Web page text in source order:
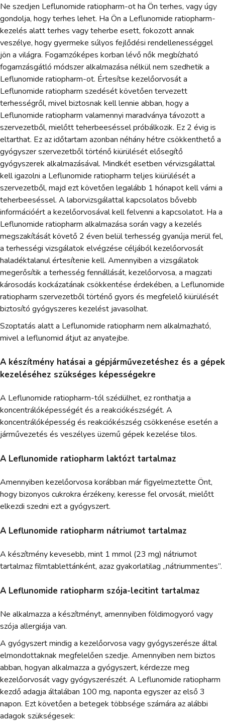
Ne szedjen Leflunomide ratiopharm-ot ha Ön terhes, vagy úgy
gondolja, hogy terhes lehet. Ha Ön a Leflunomide ratiopharm-
kezelés alatt terhes vagy teherbe esett, fokozott annak
veszélye, hogy gyermeke súlyos fejlődési rendellenességgel
jön a világra. Fogamzóképes korban lévő nők megbízható
fogamzásgátló módszer alkalmazása nélkül nem szedhetik a
Leflunomide ratiopharm-ot. Értesítse kezelőorvosát a
Leflunomide ratiopharm szedését követően tervezett
terhességről, mivel biztosnak kell lennie abban, hogy a
Leflunomide ratiopharm valamennyi maradványa távozott a
szervezetből, mielőtt teherbeeséssel próbálkozik. Ez 2 évig is
eltarthat. Ez az időtartam azonban néhány hétre csökkenthető a
gyógyszer szervezetből történő kiürülését elősegítő
gyógyszerek alkalmazásával. Mindkét esetben vérvizsgálattal
kell igazolni a Leflunomide ratiopharm teljes kiürülését a
szervezetből, majd ezt követően legalább 1 hónapot kell várni a
teherbeeséssel. A laborvizsgálattal kapcsolatos bővebb
információért a kezelőorvosával kell felvenni a kapcsolatot. Ha a
Leflunomide ratiopharm alkalmazása során vagy a kezelés
megszakítását követő 2 éven belül terhesség gyanúja merül fel,
a terhességi vizsgálatok elvégzése céljából kezelőorvosát
haladéktalanul értesítenie kell. Amennyiben a vizsgálatok
megerősítik a terhesség fennállását, kezelőorvosa, a magzati
károsodás kockázatának csökkentése érdekében, a Leflunomide
ratiopharm szervezetből történő gyors és megfelelő kiürülését
biztosító gyógyszeres kezelést javasolhat.
Szoptatás alatt a Leflunomide ratiopharm nem alkalmazható,
mivel a leflunomid átjut az anyatejbe.
A készítmény hatásai a gépjárművezetéshez és a gépek
kezeléséhez szükséges képességekre
A Leflunomide ratiopharm-tól szédülhet, ez ronthatja a
koncentrálóképességét és a reakciókészségét. A
koncentrálóképesség és reakciókészség csökkenése esetén a
járművezetés és veszélyes üzemű gépek kezelése tilos.
A Leflunomide ratiopharm laktózt tartalmaz
Amennyiben kezelőorvosa korábban már figyelmeztette Önt,
hogy bizonyos cukrokra érzékeny, keresse fel orvosát, mielőtt
elkezdi szedni ezt a gyógyszert.
A Leflunomide ratiopharm nátriumot tartalmaz
A készítmény kevesebb, mint 1 mmol (23 mg) nátriumot
tartalmaz filmtablettánként, azaz gyakorlatilag „nátriummentes”.
A Leflunomide ratiopharm szója-lecitint tartalmaz
Ne alkalmazza a készítményt, amennyiben földimogyoró vagy
szója allergiája van.
A gyógyszert mindig a kezelőorvosa vagy gyógyszerésze által
elmondottaknak megfelelően szedje. Amennyiben nem biztos
abban, hogyan alkalmazza a gyógyszert, kérdezze meg
kezelőorvosát vagy gyógyszerészét. A Leflunomide ratiopharm
kezdő adagja általában 100 mg, naponta egyszer az első 3
napon. Ezt követően a betegek többsége számára az alábbi
adagok szükségesek: